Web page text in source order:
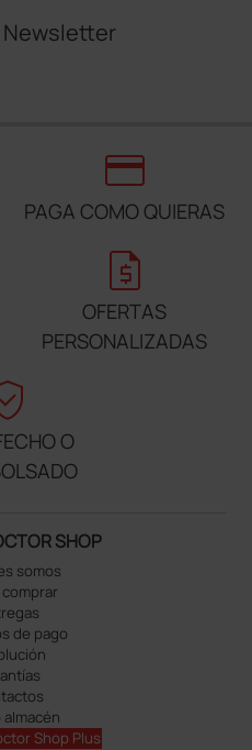
credit_card
PAGA COMO QUIERAS
request_quote
OFERTAS
PERSONALIZADAS
O
SHOP
somos
de pago
almacén
Shop Plus